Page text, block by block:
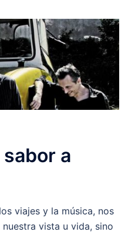
a
viajes y la música, nos
vista u vida, sino